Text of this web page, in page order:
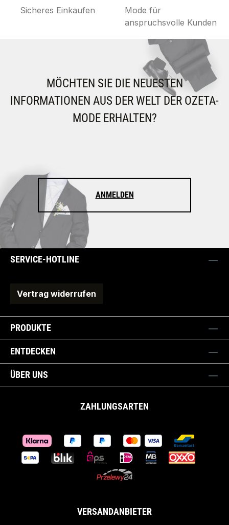
Sicheres Einkaufen
Mode für
anspruchsvolle Kunden
MÖCHTEN SIE DIE NEUESTEN
INFORMATIONEN AUS DER WELT DER OZETA-
MODE ERHALTEN?
ANMELDEN
SERVICE-HOTLINE
Vertrag widerrufen
PRODUKTE
ENTDECKEN
ÜBER UNS
ZAHLUNGSARTEN
VERSANDANBIETER